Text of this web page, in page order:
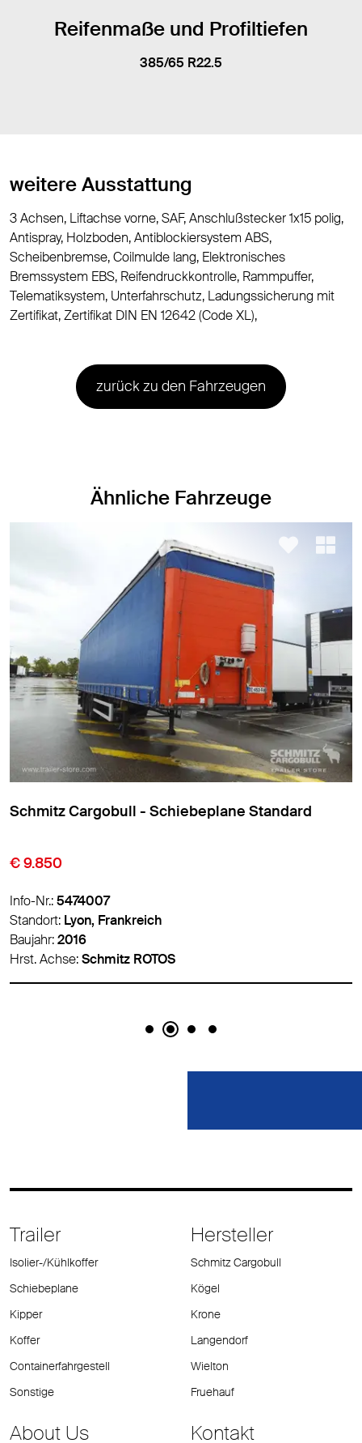
Reifenmaße und Profiltiefen
385/65 R22.5
weitere Ausstattung
3 Achsen, Liftachse vorne, SAF, Anschlußstecker 1x15 polig,
Antispray, Holzboden, Antiblockiersystem ABS,
Scheibenbremse, Coilmulde lang, Elektronisches
Bremssystem EBS, Reifendruckkontrolle, Rammpuffer,
Telematiksystem, Unterfahrschutz, Ladungssicherung mit
Zertifikat, Zertifikat DIN EN 12642 (Code XL),
zurück zu den Fahrzeugen
Ähnliche Fahrzeuge
Schmitz Cargobull - Schiebeplane Standard
€ 9.850
Info-Nr.:5474007
Standort: Lyon, Frankreich
Baujahr:2016
Hrst. Achse:Schmitz ROTOS
Trailer
Isolier-/Kühlkoffer
Schiebeplane
Kipper
Koffer
Containerfahrgestell
Sonstige
Hersteller
Schmitz Cargobull
Kögel
Krone
Langendorf
Wielton
Fruehauf
About Us Kontakt